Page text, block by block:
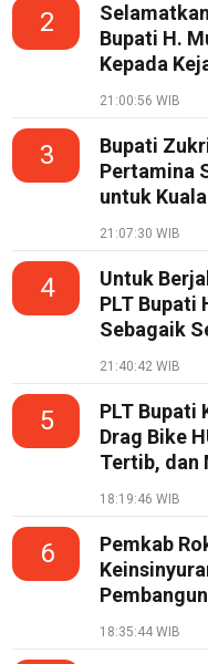
2
Bupati H.
Kepada
21:00:56 WIB
3
Bupati
Pertamina
untuk
21:07:30 WIB
4
Untuk
PLT
Sebagaik
21:40:42 WIB
5
PLT Bupati
Drag Bike
Tertib, dan
18:19:46 WIB
6
Pemkab
18:35:44 WIB